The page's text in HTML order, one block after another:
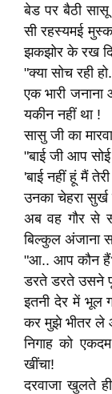
बेड पर बैठी सासू
सी रहस्यमई
झकझोर के रख
"क्या सोच रही
एक भारी
यकीन नहीं था !
सासु जी का
"बाई जी आप
'बाई नहीं हूं मैं
उनका चेहरा
अब वह गौर से
बिल्कुल अंजाना
"आ.. आप कौन
डरते डरते उसने
इतनी देर में भूल
कर मुझे भीतर ले
निगाह को
खींचा!
दरवाजा खुलते